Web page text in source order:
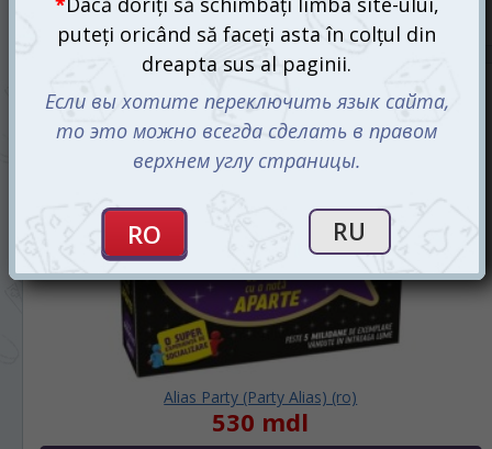
Alias Party (Party Alias) (ro)
530 mdl